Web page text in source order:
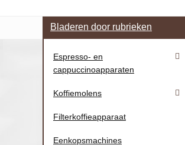
Bladeren door rubrieken
Espresso- en
cappuccinoapparaten
Koffiemolens
Filterkoffieapparaat
Eenkopsmachines